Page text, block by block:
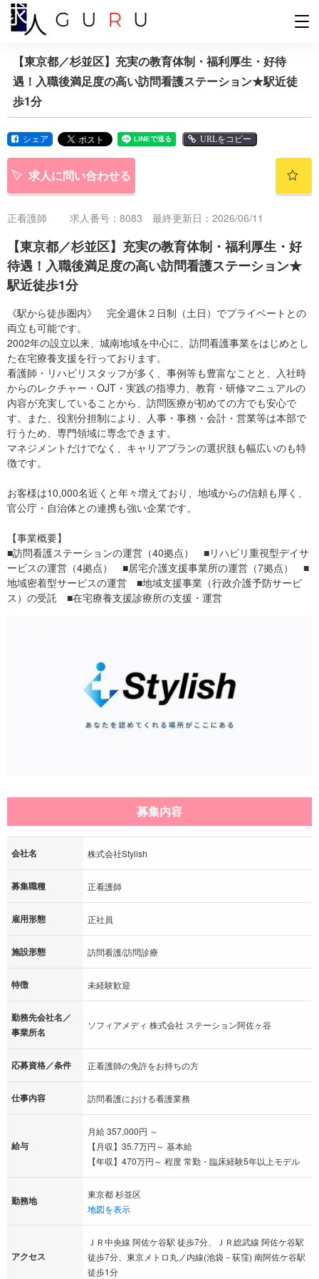
【東京都／杉並区】充実の教育体制・福利厚生・好待
遇！入職後満足度の高い訪問看護ステーション★駅近徒
歩1分
シェア URLをコピー
求人に問い合わせる
正看護師 求人番号：8083 最終更新日：2026/06/11
【東京都／杉並区】充実の教育体制・福利厚生・好
待遇！入職後満足度の高い訪問看護ステーション★
駅近徒歩1分
《駅から徒歩圏内》 完全週休２日制（土日）でプライベートとの
両立も可能です。
2002年の設立以来、城南地域を中心に、訪問看護事業をはじめとし
た在宅療養支援を行っております。
看護師・リハビリスタッフが多く、事例等も豊富なことと、入社時
からのレクチャー・OJT・実践の指導力、教育・研修マニュアルの
内容が充実していることから、訪問医療が初めての方でも安心で
す。また、役割分担制により、人事・事務・会計・営業等は本部で
行うため、専門領域に専念できます。
マネジメントだけでなく、キャリアプランの選択肢も幅広いのも特
徴です。
お客様は10,000名近くと年々増えており、地域からの信頼も厚く、
官公庁・自治体との連携も強い企業です。
【事業概要】
■訪問看護ステーションの運営（40拠点） ■リハビリ重視型デイサ
ービスの運営（4拠点） ■居宅介護支援事業所の運営（7拠点） ■
地域密着型サービスの運営 ■地域支援事業（行政介護予防サービ
ス）の受託 ■在宅療養支援診療所の支援・運営
募集内容
会社名 株式会社Stylish
募集職種 正看護師
雇用形態 正社員
施設形態 訪問看護/訪問診療
特徴 未経験歓迎
勤務先会社名／
事業所名
ソフィアメディ 株式会社 ステーション阿佐ヶ谷
応募資格／条件 正看護師の免許をお持ちの方
仕事内容 訪問看護における看護業務
給与
月給 357,000円 ～
【月収】35.7万円～ 基本給
【年収】470万円～ 程度 常勤・臨床経験5年以上モデル
勤務地
東京都 杉並区
地図を表示
アクセス
ＪＲ中央線 阿佐ケ谷駅 徒歩7分、ＪＲ総武線 阿佐ケ谷駅
徒歩7分、東京メトロ丸ノ内線(池袋－荻窪) 南阿佐ケ谷駅
徒歩1分